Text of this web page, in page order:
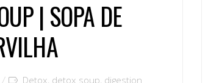
| SOPA DE
Detox, detox soup, digestion